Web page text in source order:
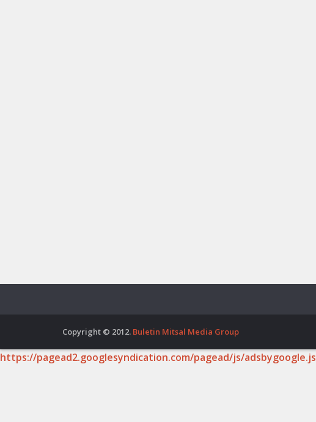
Copyright © 2012. Buletin Mitsal Media Group
https://pagead2.googlesyndication.com/pagead/js/adsbygoogle.js